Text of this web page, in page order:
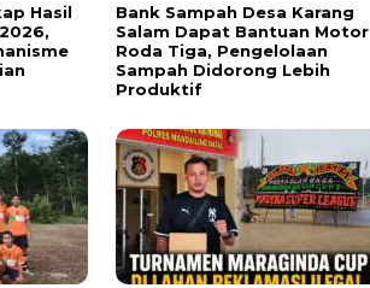
Hasil
Bank Sampah Desa Karang
Salam Dapat Bantuan Motor
Roda Tiga, Pengelolaan
Sampah Didorong Lebih
Produktif